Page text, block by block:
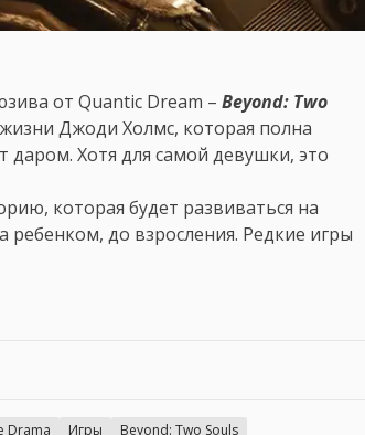
от Quantic Dream – Beyond: Two
Джоди Холмс, которая полна
Хотя для самой девушки, это
которая будет развиваться на
до взросления. Редкие игры
Drama Игры Beyond: Two Souls